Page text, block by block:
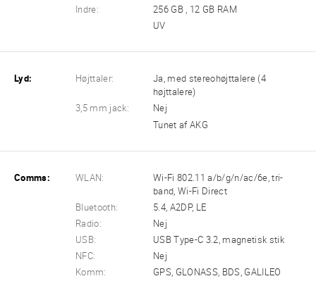
Indre:
256 GB , 12 GB RAM
UV
Lyd: Højttaler:
Ja, med stereohøjttalere (4
højttalere)
3,5 mm jack:
Nej
Tunet af AKG
Comms: WLAN:
Wi-Fi 802.11 a/b/g/n/ac/6e, tri-
band, Wi-Fi Direct
Bluetooth:
5.4, A2DP, LE
Radio:
Nej
USB:
USB Type-C 3.2, magnetisk stik
NFC:
Nej
Komm:
GPS, GLONASS, BDS, GALILEO